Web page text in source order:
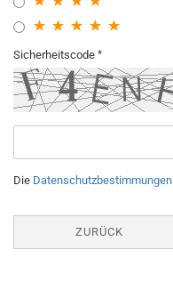
Sicherheitscode
Die Datenschutzbestimmungen
ZURÜCK